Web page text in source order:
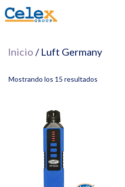
Saltar
al
Inicio / Luft Germany
Mostrando los 15 resultados